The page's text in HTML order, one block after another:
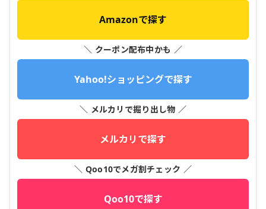
Amazonで探す
＼ クーポン配布中かも ／
Yahoo!ショッピングで探す
＼ メルカリで掘り出し物 ／
メルカリで探す
＼ Qoo10でメガ割チェック ／
Qoo10で探す